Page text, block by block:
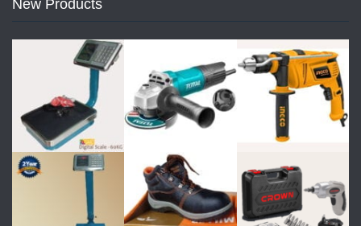
New Products